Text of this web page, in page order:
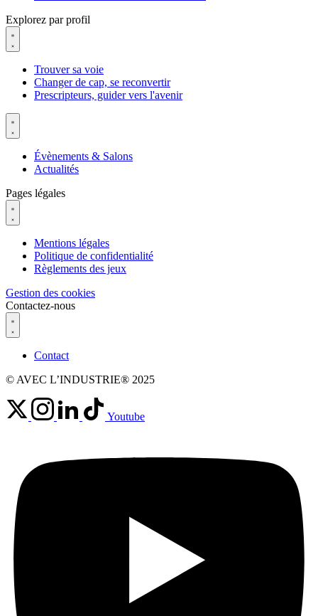
Explorez par profil
Trouver sa voie
Changer de cap, se reconvertir
Prescripteurs, guider vers l'avenir
Évènements & Salons
Actualités
Pages légales
Mentions légales
Politique de confidentialité
Règlements des jeux
Gestion des cookies
Contactez-nous
Contact
© AVEC L’INDUSTRIE® 2025
Youtube